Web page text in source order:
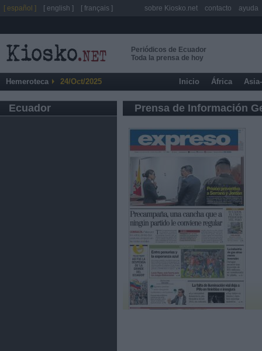
Periódicos de Ecuador
Toda la prensa de hoy
Hemeroteca 24/Oct/2025 Inicio África
Ecuador Prensa de Información
[ español ] [ english ] [ français ] sobre Kiosko.net contacto ayuda